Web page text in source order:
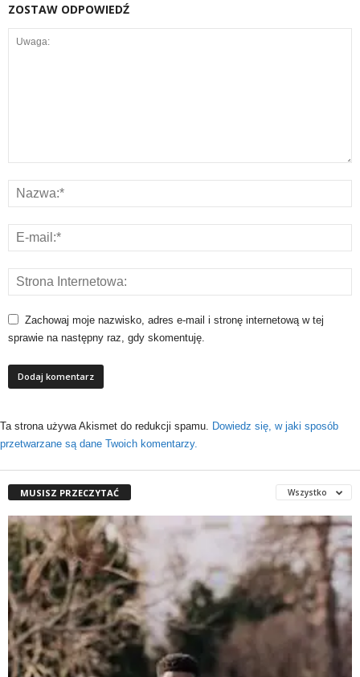
ZOSTAW ODPOWIEDŹ
Zachowaj moje nazwisko, adres e-mail i stronę internetową w tej
sprawie na następny raz, gdy skomentuję.
Ta strona używa Akismet do redukcji spamu.
Dowiedz się, w jaki sposób
przetwarzane są dane Twoich komentarzy.
MUSISZ PRZECZYTAĆ Wszystko